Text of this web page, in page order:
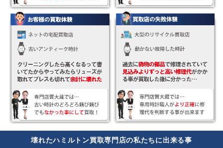
壊れたハミルトン買取専門店の私たちに出来る事